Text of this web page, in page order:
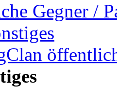
Gegner /